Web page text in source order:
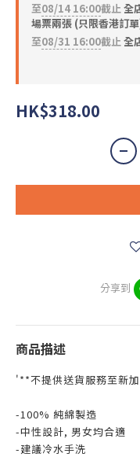
至08/14 16:00截止全
場票兩張 (只限香港訂
至08/31 16:00截止全
HK$318.00
分享到
商品描述
'**不提供送貨服務至新
-100% 純綿製造
-中性設計, 男女均合適
-建議冷水手洗